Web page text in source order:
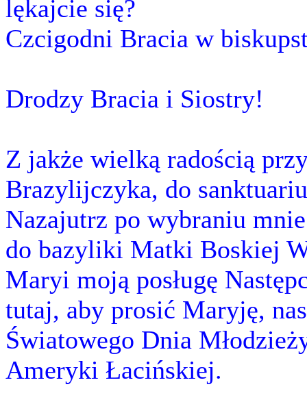
lękajcie się?
Czcigodni Bracia w
Drodzy Bracia i Siostry!
Z jakże wielką radością
Brazylijczyka, do
Nazajutrz po wybraniu
do bazyliki Matki Boskiej
Maryi moją posługę
tutaj, aby prosić Maryję,
Światowego Dnia
Ameryki Łacińskiej.